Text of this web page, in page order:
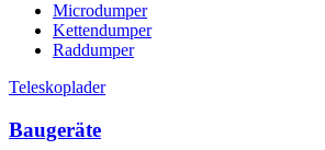
Microdumper
Kettendumper
Raddumper
Teleskoplader
Baugeräte